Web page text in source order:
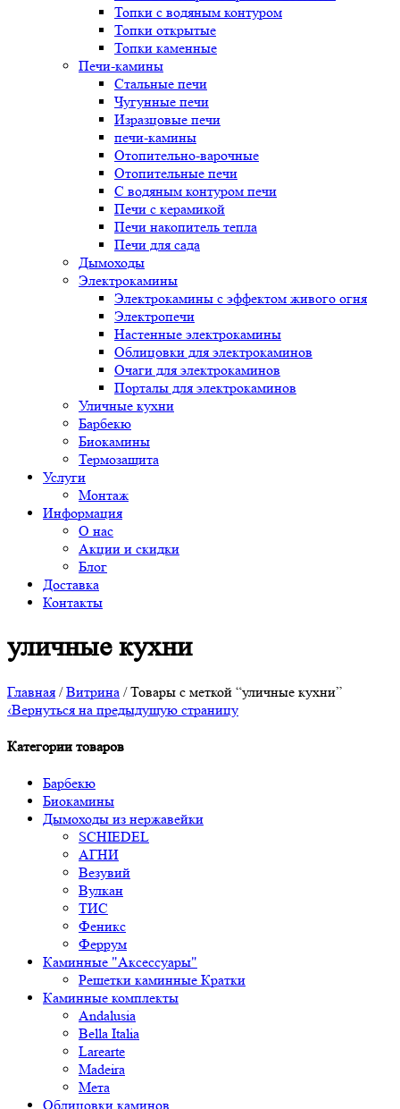
Топки с водяным контуром
Топки открытые
Топки каменные
Печи-камины
Стальные печи
Чугунные печи
Изразцовые печи
печи-камины
Отопительно-варочные
Отопительные печи
С водяным контуром печи
Печи с керамикой
Печи накопитель тепла
Печи для сада
Дымоходы
Электрокамины
Электрокамины с эффектом живого огня
Электропечи
Настенные электрокамины
Облицовки для электрокаминов
Очаги для электрокаминов
Порталы для электрокаминов
Уличные кухни
Барбекю
Биокамины
Термозащита
Услуги
Монтаж
Информация
О нас
Акции и скидки
Блог
Доставка
Контакты
уличные кухни
Главная /Витрина / Товары с меткой “уличные кухни”
‹Вернуться на предыдущую страницу
Категории товаров
Барбекю
Биокамины
Дымоходы из нержавейки
SCHIEDEL
АГНИ
Везувий
Вулкан
ТИС
Феникс
Феррум
Каминные "Аксессуары"
Решетки каминные Кратки
Каминные комплекты
Andalusia
Bella Italia
Larearte
Madeira
Мета
Облицовки каминов